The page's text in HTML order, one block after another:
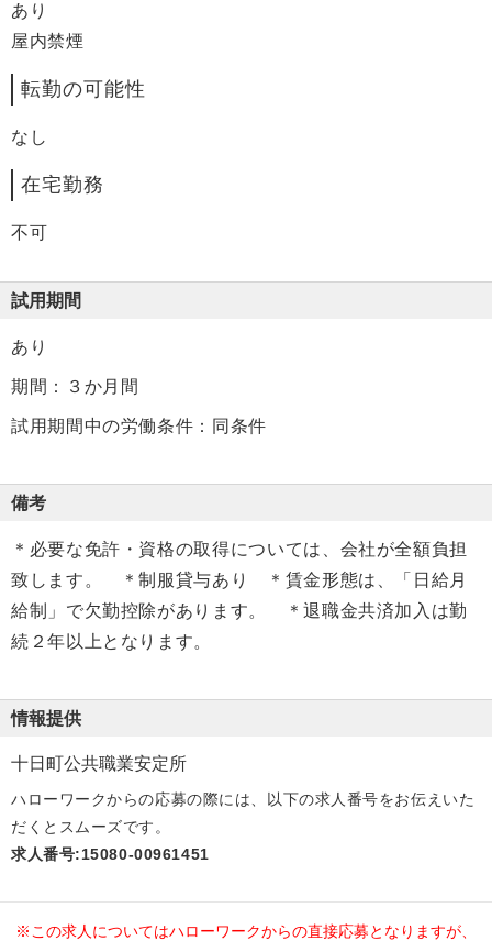
あり
屋内禁煙
転勤の可能性
なし
在宅勤務
不可
試用期間
あり
期間：３か月間
試用期間中の労働条件：同条件
備考
＊必要な免許・資格の取得については、会社が全額負担
致します。 ＊制服貸与あり ＊賃金形態は、「日給月
給制」で欠勤控除があります。 ＊退職金共済加入は勤
続２年以上となります。
情報提供
十日町公共職業安定所
ハローワークからの応募の際には、以下の求人番号をお伝えいた
だくとスムーズです。
求人番号:15080-00961451
※この求人についてはハローワークからの直接応募となりますが、